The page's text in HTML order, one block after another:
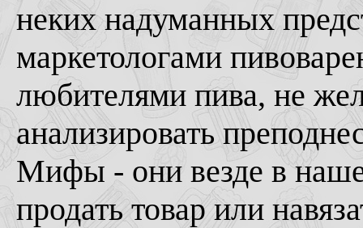
неких надуманных
маркетологами
любителями пива, не
анализировать
Мифы - они везде в
продать товар или